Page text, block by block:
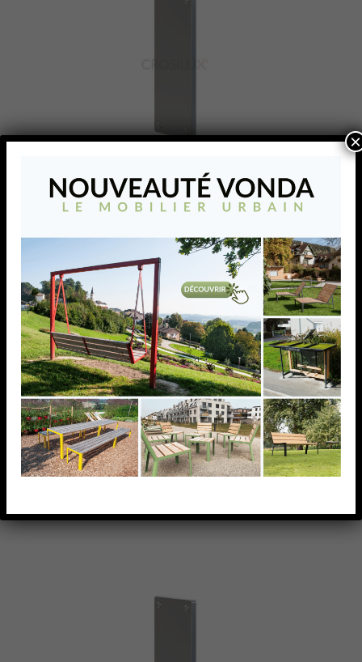
Embout 60 x 181 mm
Embout 60 x 181 mm
AJOUTER À MA LISTE
×